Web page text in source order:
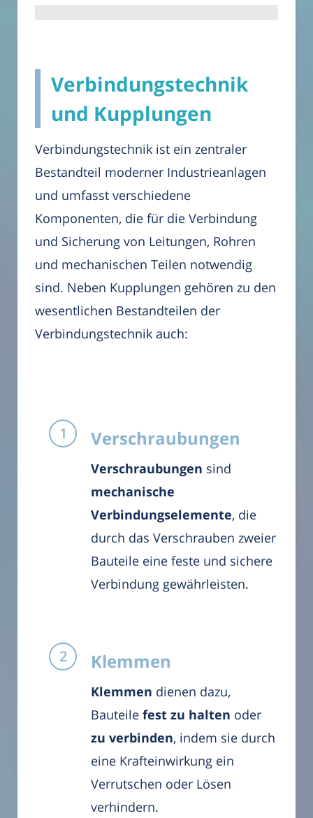
Verbindungstechnik
und Kupplungen
Verbindungstechnik ist ein zentraler
Bestandteil moderner Industrieanlagen
und umfasst verschiedene
Komponenten, die für die Verbindung
und Sicherung von Leitungen, Rohren
und mechanischen Teilen notwendig
sind. Neben Kupplungen gehören zu den
wesentlichen Bestandteilen der
Verbindungstechnik auch:
Verschraubungen
Verschraubungen sind
mechanische
Verbindungselemente, die
durch das Verschrauben zweier
Bauteile eine feste und sichere
Verbindung gewährleisten.
Klemmen
Klemmen dienen dazu,
Bauteile fest zu halten oder
zu verbinden, indem sie durch
eine Krafteinwirkung ein
Verrutschen oder Lösen
verhindern.